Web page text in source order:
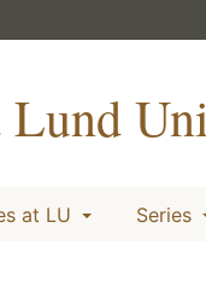
Lund
at LU Series